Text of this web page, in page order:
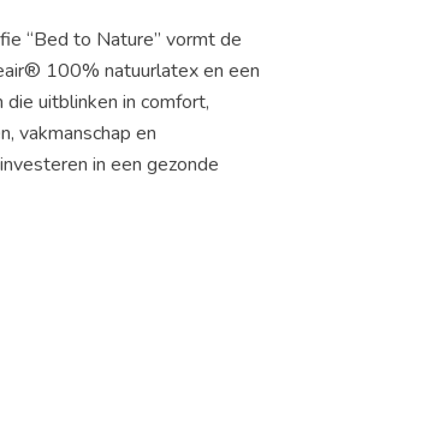
“Bed to Nature” vormt de
100% natuurlatex en een
uitblinken in comfort,
vakmanschap en
in een gezonde